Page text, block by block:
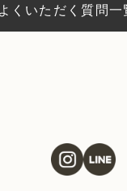
術もございます。当日
は、ご予約の際にお気
よくいただく質問一